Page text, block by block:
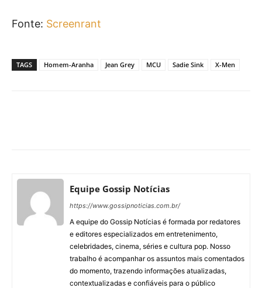
Fonte: Screenrant
TAGS Homem-Aranha Jean Grey MCU Sadie Sink X-Men
Equipe Gossip Notícias
https://www.gossipnoticias.com.br/
A equipe do Gossip Notícias é formada por redatores
e editores especializados em entretenimento,
celebridades, cinema, séries e cultura pop. Nosso
trabalho é acompanhar os assuntos mais comentados
do momento, trazendo informações atualizadas,
contextualizadas e confiáveis para o público